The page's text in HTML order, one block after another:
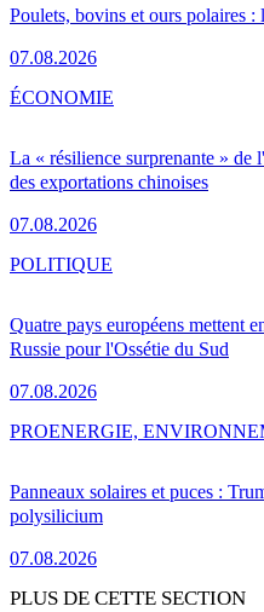
Poulets, bovins et ours polaires :
07.08.2026
La « résilience surprenante » de
des exportations chinoises
07.08.2026
ÉCONOMIE
Quatre pays européens mettent
Russie pour l'Ossétie du Sud
07.08.2026
POLITIQUE
Panneaux solaires et puces :
polysilicium
07.08.2026
PROENERGIE,
PLUS DE CETTE SECTION